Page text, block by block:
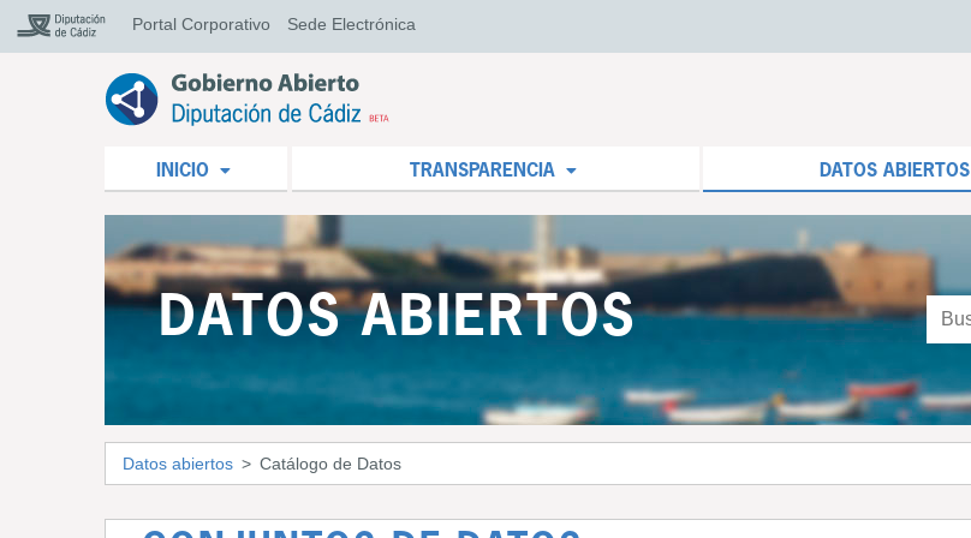
Portal Corporativo Sede Electrónica
INICIO TRANSPARENCIA DATOS ABIERTOS
DATOS ABIERTOS
Datos abiertos Catálogo de Datos